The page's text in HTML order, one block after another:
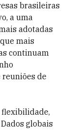
brasileiras
a uma
adotadas
mais
continuam
de
flexibilidade,
globais